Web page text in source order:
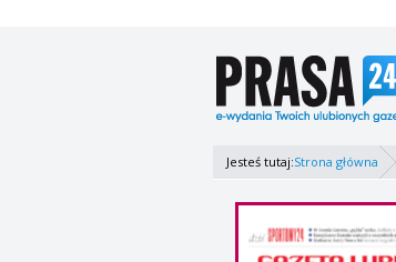
Jesteś tutaj:Strona główna